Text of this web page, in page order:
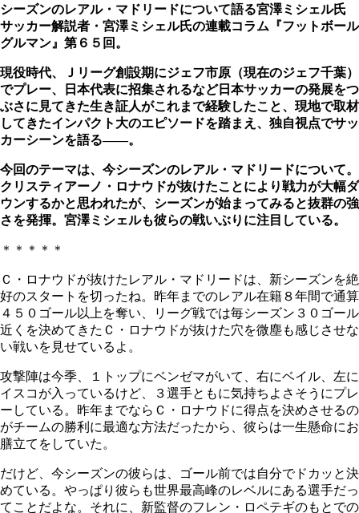
シーズンのレアル・マドリードについて語る宮澤ミシェル氏
サッカー解説者・宮澤ミシェル氏の連載コラム『フットボール
グルマン』第６５回。
現役時代、Ｊリーグ創設期にジェフ市原（現在のジェフ千葉）
でプレー、日本代表に招集されるなど日本サッカーの発展をつ
ぶさに見てきた生き証人がこれまで経験したこと、現地で取材
してきたインパクト大のエピソードを踏まえ、独自視点でサッ
カーシーンを語る――。
今回のテーマは、今シーズンのレアル・マドリードについて。
クリスティアーノ・ロナウドが抜けたことにより戦力が大幅ダ
ウンするかと思われたが、シーズンが始まってみると抜群の強
さを発揮。宮澤ミシェルも彼らの戦いぶりに注目している。
＊＊＊＊＊
Ｃ・ロナウドが抜けたレアル・マドリードは、新シーズンを絶
好のスタートを切ったね。昨年までのレアル在籍８年間で通算
４５０ゴール以上を奪い、リーグ戦では毎シーズン３０ゴール
近くを決めてきたＣ・ロナウドが抜けた穴を微塵も感じさせな
い戦いを見せているよ。
攻撃陣は今季、１トップにベンゼマがいて、右にベイル、左に
イスコが入っているけど、３選手ともに気持ちよさそうにプレ
ーしている。昨年までならＣ・ロナウドに得点を決めさせるの
がチームの勝利に最適な方法だったから、彼らは一生懸命にお
膳立てをしていた。
だけど、今シーズンの彼らは、ゴール前では自分でドカッと決
めている。やっぱり彼らも世界最高峰のレベルにある選手だっ
てことだよな。それに、新監督のフレン・ロペテギのもとでの